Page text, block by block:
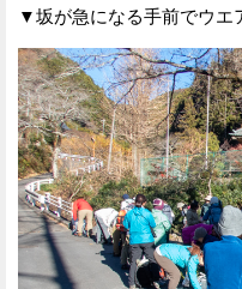
▼坂が急になる手前でウエ